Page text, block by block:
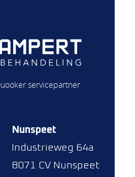
servicepartner
Nunspeet
Industrieweg 64a
8071 CV Nunspeet